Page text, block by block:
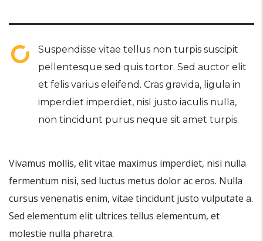
Suspendisse vitae tellus non turpis suscipit
pellentesque sed quis tortor. Sed auctor elit
et felis varius eleifend. Cras gravida, ligula in
imperdiet imperdiet, nisl justo iaculis nulla,
non tincidunt purus neque sit amet turpis.
Vivamus mollis, elit vitae maximus imperdiet, nisi nulla
fermentum nisi, sed luctus metus dolor ac eros. Nulla
cursus venenatis enim, vitae tincidunt justo vulputate a.
Sed elementum elit ultrices tellus elementum, et
molestie nulla pharetra.